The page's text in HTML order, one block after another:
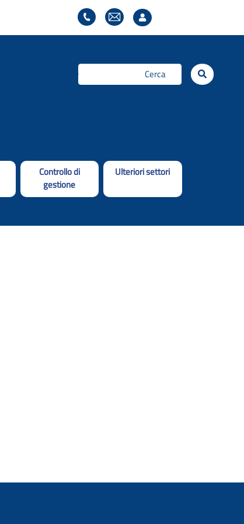
Cerca...
Controllo di
gestione
Ulteriori settori